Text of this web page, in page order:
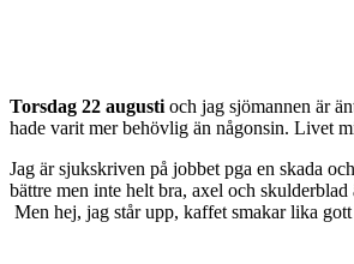
Torsdag 22 augusti och jag sjömannen är
hade varit mer behövlig än någonsin. Livet
Jag är sjukskriven på jobbet pga en skada
bättre men inte helt bra, axel och
Men hej, jag står upp, kaffet smakar lika